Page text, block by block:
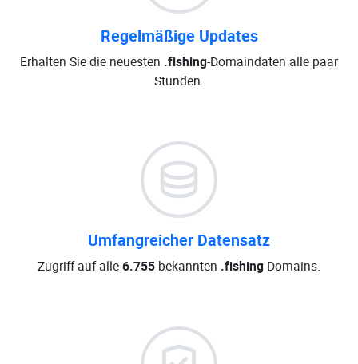
Regelmäßige Updates
Erhalten Sie die neuesten .fishing-Domaindaten alle paar
Stunden.
Umfangreicher Datensatz
Zugriff auf alle6.755 bekannten .fishing Domains.